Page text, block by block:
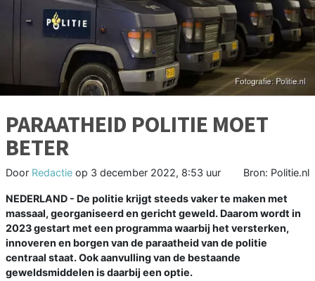
PARAATHEID POLITIE MOET
BETER
Door Redactie op 3 december 2022, 8:53 uur Bron: Politie.nl
NEDERLAND - De politie krijgt steeds vaker te maken met
massaal, georganiseerd en gericht geweld. Daarom wordt in
2023 gestart met een programma waarbij het versterken,
innoveren en borgen van de paraatheid van de politie
centraal staat. Ook aanvulling van de bestaande
geweldsmiddelen is daarbij een optie.